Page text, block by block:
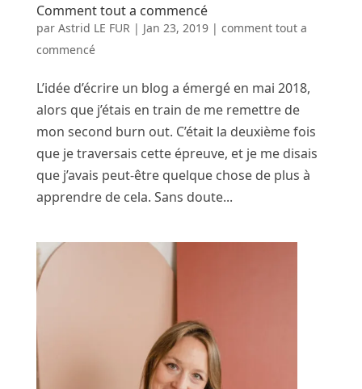
Comment tout a commencé
par Astrid LE FUR | Jan 23, 2019| comment tout a
commencé
L’idée d’écrire un blog a émergé en mai 2018,
alors que j’étais en train de me remettre de
mon second burn out. C’était la deuxième fois
que je traversais cette épreuve, et je me disais
que j’avais peut-être quelque chose de plus à
apprendre de cela. Sans doute...